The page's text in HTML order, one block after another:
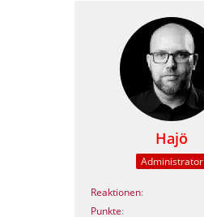
Hajö
Administrator
Reaktionen
Punkte